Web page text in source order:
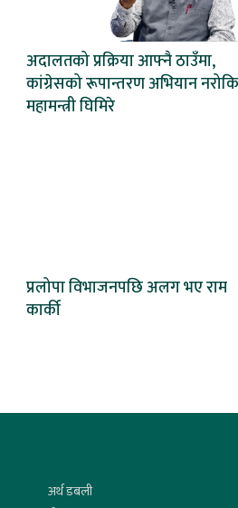
अदालतको प्रक्रिया आफ्नै ठाउँमा,
कांग्रेसको रूपान्तरण अभियान
महामन्त्री घिमिरे
प्रलोपा विभाजनपछि अलग भए राम
कार्की
अर्थ डबली